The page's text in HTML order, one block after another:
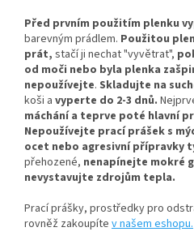
Před prvním použitím plenku
barevným prádlem. Použitou
prát, stačí ji nechat "vyvětrat",
od moči nebo byla plenka
nepoužívejte. Skladujte na
koši a vyperte do 2-3 dnů.
máchání a teprve poté hlavní
Nepoužívejte prací prášek s
ocet nebo agresivní přípravky
přehozené, nenapínejte mokré
nevystavujte zdrojům tepla.
Prací prášky, prostředky pro
rovněž zakoupíte v našem eshopu.